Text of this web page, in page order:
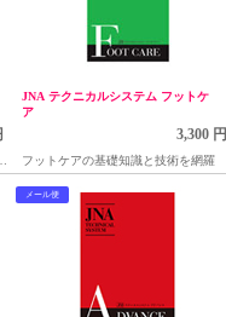
JNA テクニカルシステム フットケ
ア
3,300 円
フットケアの基礎知識と技術を網羅
メール便